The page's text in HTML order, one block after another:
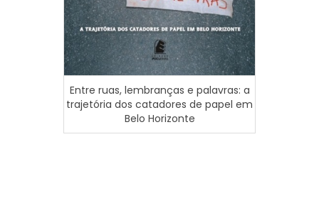
Entre ruas, lembranças e palavras: a
trajetória dos catadores de papel em
Belo Horizonte